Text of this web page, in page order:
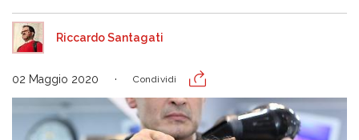
Riccardo Santagati
02 Maggio 2020 Condividi